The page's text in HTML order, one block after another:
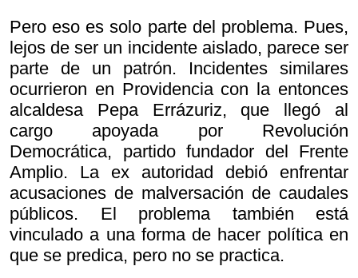
Pero eso es solo parte del problema. Pues,
lejos de ser un incidente aislado, parece ser
parte de un patrón. Incidentes similares
ocurrieron en Providencia con la entonces
alcaldesa Pepa Errázuriz, que llegó al
cargo apoyada por Revolución
Democrática, partido fundador del Frente
Amplio. La ex autoridad debió enfrentar
acusaciones de malversación de caudales
públicos. El problema también está
vinculado a una forma de hacer política en
que se predica, pero no se practica.